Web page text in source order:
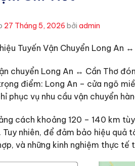
27 Tháng 5, 2026 bởi admin
Tuyến Vận Chuyển Long An
chuyển Long An ↔ Cần Thơ
điểm: Long An – cửa ngõ
phục vụ nhu cầu vận chuyển
cách khoảng 120 – 140 km
nhiên, để đảm bảo hiệu quả
và những kinh nghiệm thực tế